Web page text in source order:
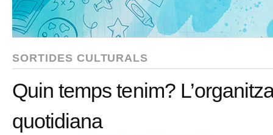
SORTIDES CULTURALS
Quin temps tenim?
quotidiana